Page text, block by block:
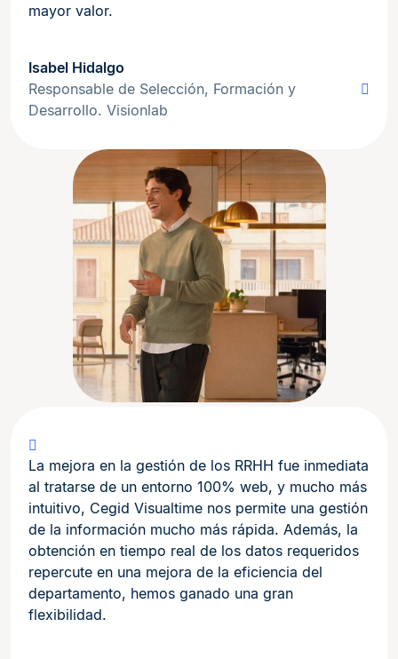
mayor valor.
Isabel Hidalgo
Responsable de Selección, Formación y
Desarrollo. Visionlab
La mejora en la gestión de los RRHH fue inmediata
al tratarse de un entorno 100% web, y mucho más
intuitivo, Cegid Visualtime nos permite una gestión
de la información mucho más rápida. Además, la
obtención en tiempo real de los datos requeridos
repercute en una mejora de la eficiencia del
departamento, hemos ganado una gran
flexibilidad.